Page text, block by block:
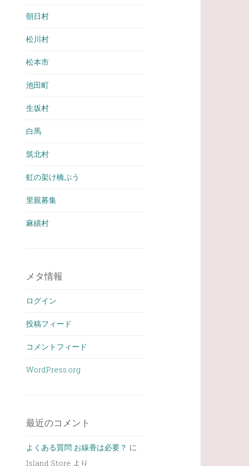
朝日村
松川村
松本市
池田町
生坂村
白馬
筑北村
虹の架け橋ぷう
里親募集
麻績村
メタ情報
ログイン
投稿フィード
コメントフィード
WordPress.org
最近のコメント
よくある質問 お線香は必要？ に
Island Store より